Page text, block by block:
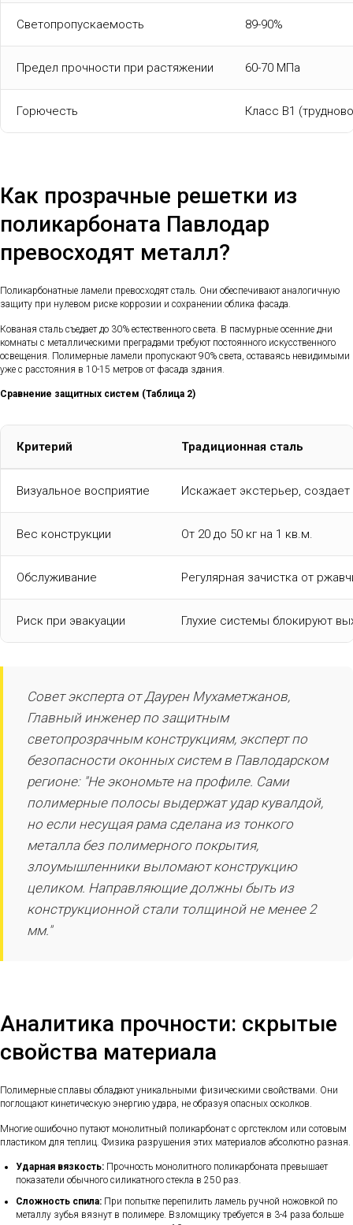
Светопропускаемость 89-90%
Предел прочности при растяжении 60-70 МПа
Горючесть Класс В1
Как прозрачные решетки из
поликарбоната Павлодар
превосходят металл?
Поликарбонатные ламели превосходят сталь. Они обеспечивают аналогичную
защиту при нулевом риске коррозии и сохранении облика фасада.
Кованая сталь съедает до 30% естественного света. В пасмурные осенние дни
комнаты с металлическими преградами требуют постоянного искусственного
освещения. Полимерные ламели пропускают 90% света, оставаясь невидимыми
уже с расстояния в 10-15 метров от фасада здания.
Сравнение защитных систем (Таблица 2)
Критерий Традиционная сталь
Визуальное восприятие Искажает экстерьер,
Вес конструкции От 20 до 50 кг на 1 кв.м.
Обслуживание Регулярная зачистка от
Риск при эвакуации Глухие системы блокируют
Совет эксперта от Даурен Мухаметжанов,
Главный инженер по защитным
светопрозрачным конструкциям, эксперт по
безопасности оконных систем в Павлодарском
регионе: "Не экономьте на профиле. Сами
полимерные полосы выдержат удар кувалдой,
но если несущая рама сделана из тонкого
металла без полимерного покрытия,
злоумышленники выломают конструкцию
целиком. Направляющие должны быть из
конструкционной стали толщиной не менее 2
мм."
Аналитика прочности: скрытые
свойства материала
Полимерные сплавы обладают уникальными физическими свойствами. Они
поглощают кинетическую энергию удара, не образуя опасных осколков.
Многие ошибочно путают монолитный поликарбонат с оргстеклом или сотовым
пластиком для теплиц. Физика разрушения этих материалов абсолютно разная.
Ударная вязкость: Прочность монолитного поликарбоната превышает
показатели обычного силикатного стекла в 250 раз.
Сложность спила: При попытке перепилить ламель ручной ножовкой по
металлу зубья вязнут в полимере. Взломщику требуется в 3-4 раза больше